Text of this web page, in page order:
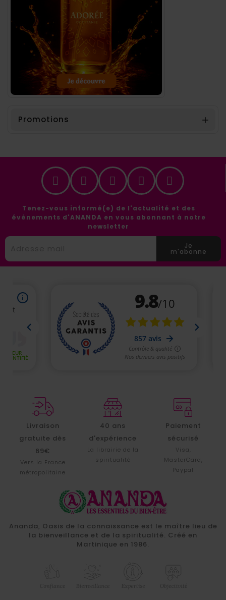
Promotions 
Tenez-vous informé(e) de l'actualité et des
événements d'ANANDA en vous abonnant à notre
newsletter
Je
m'abonne
Livraison
gratuite dès
69€
Vers la France
métropolitaine
40 ans
d'expérience
La librairie de la
spiritualité
Paiement
sécurisé
Visa,
MasterCard,
Paypal
Ananda, Oasis de la connaissance est le maître lieu de
la bienveillance et de la spiritualité. Créé en
Martinique en 1986.